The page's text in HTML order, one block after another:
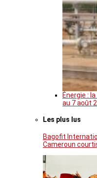
Énergie :
au 7 août
Les plus lus
Bagofit
Cameroun